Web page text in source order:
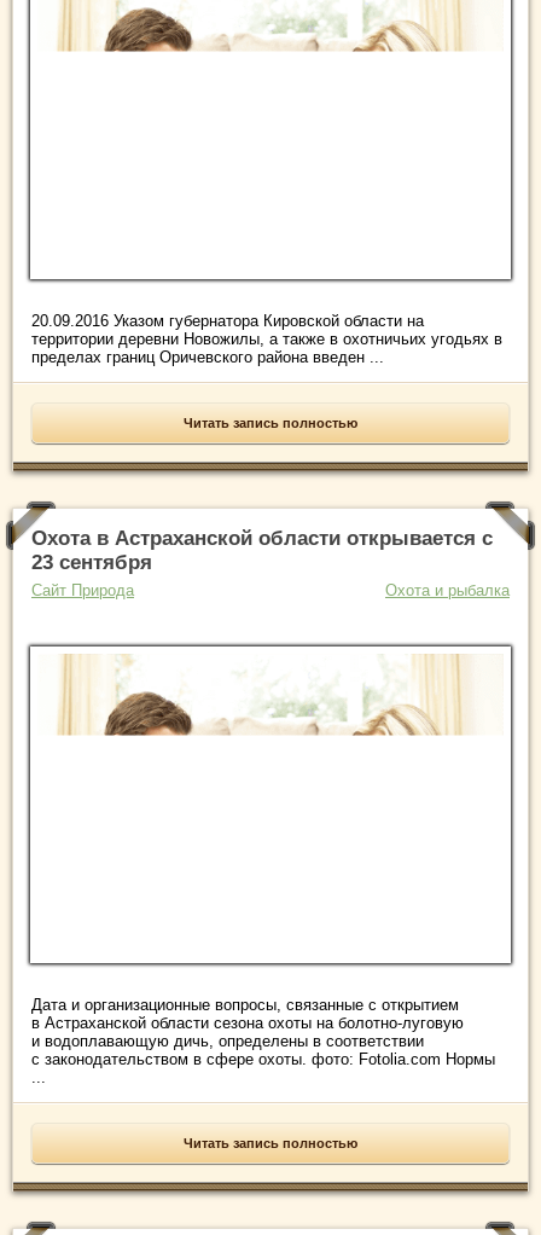
20.09.2016 Указом губернатора Кировской области на
территории деревни Новожилы, а также в охотничьих угодьях в
пределах границ Оричевского района введен ...
Читать запись полностью
Охота в Астраханской области открывается с
23 сентября
Сайт Природа Охота и рыбалка
Дата и организационные вопросы, связанные с открытием
в Астраханской области сезона охоты на болотно-луговую
и водоплавающую дичь, определены в соответствии
с законодательством в сфере охоты. фото: Fotolia.com Нормы
Читать запись полностью